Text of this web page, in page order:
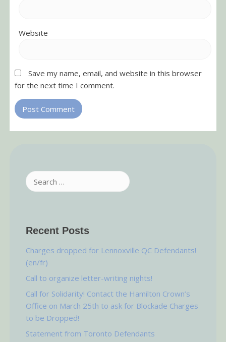
Website
Save my name, email, and website in this browser
for the next time I comment.
Search
for:
Recent Posts
Charges dropped for Lennoxville QC Defendants!
(en/fr)
Call to organize letter-writing nights!
Call for Solidarity! Contact the Hamilton Crown’s
Office on March 25th to ask for Blockade Charges
to be Dropped!
Statement from Toronto Defendants